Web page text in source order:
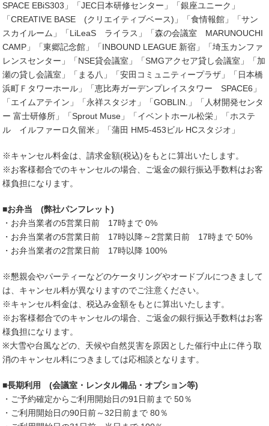
SPACE EBiS303」「JEC日本研修センター」「銀座ユニーク」
「CREATIVE BASE (クリエイティブベース)」「食情報館」「サン
スカイルーム」「LiLeaS ライラス」「森の会議室 MARUNOUCHI
CAMP」「東郷記念館」「INBOUND LEAGUE 新宿」「埼玉カンファ
レンスセンター」「NSE貸会議室」「SMGアクセア貸し会議室」「加
瀬の貸し会議室」「まる八」「安田コミュニティープラザ」「日本橋
浜町Ｆタワーホール」「恵比寿ガーデンプレイスタワー SPACE6」
「エイムアテイン」「永祥スタジオ」「GOBLIN.」「人材開発センタ
ー 富士研修所」「Sprout Muse」「イベントホール松栄」「ホステ
ル イルファーロ久留米」「蒲田 HM5-453ビル HCスタジオ」
※キャンセル料金は、請求金額(税込)をもとに算出いたします。
※お客様都合でのキャンセルの場合、ご返金の銀行振込手数料はお客
様負担になります。
■お弁当 (弊社パンフレット)
・お弁当業者の5営業日前 17時まで 0%
・お弁当業者の5営業日前 17時以降～2営業日前 17時まで 50%
・お弁当業者の2営業日前 17時以降 100%
※懇親会やパーティーなどのケータリングやオードブルにつきまして
は、キャンセル料が異なりますのでご注意ください。
※キャンセル料金は、税込み金額をもとに算出いたします。
※お客様都合でのキャンセルの場合、ご返金の銀行振込手数料はお客
様負担になります。
※大雪や台風などの、天候や自然災害を原因とした催行中止に伴う取
消のキャンセル料につきましては応相談となります。
■長期利用 (会議室・レンタル備品・オプション等)
・ご予約確定からご利用開始日の91日前まで 50％
・ご利用開始日の90日前～32日前まで 80％